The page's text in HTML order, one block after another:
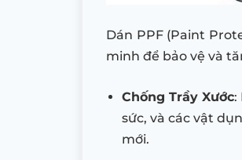
Dán PPF (Paint
minh để bảo vệ và
Chống Trầy Xước:
sức, và các vật
mới.